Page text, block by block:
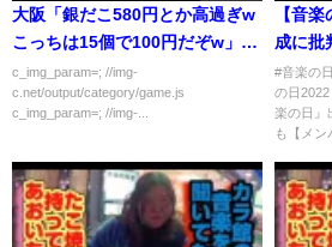
大阪「銀だこ580円とか高過ぎw
こっちは15個で100円だぞw」
V「6個1320円です」大阪
「え！？」
c_img_param=; //img-
c.net/output/category/game.js
c_img_param=; //img-...
【音
成に批
アナ
田昭次
陽 動
#音楽の
の日
楽の日
も【メン